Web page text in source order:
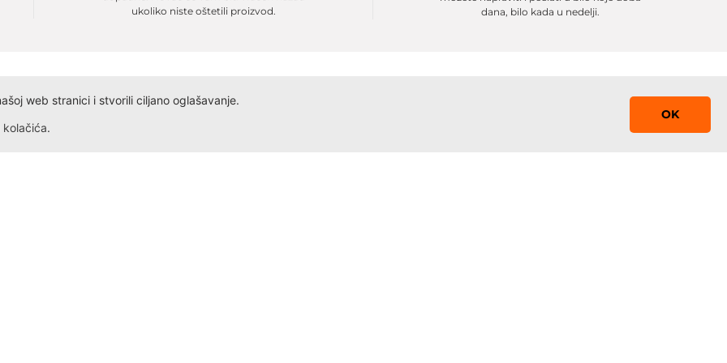
ukoliko niste oštetili proizvod.
dana, bilo kada u nedelji.
web stranici i stvorili ciljano oglašavanje.
kolačića.
OK